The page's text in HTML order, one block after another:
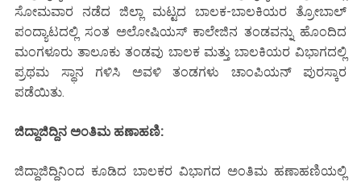
ಸೋಮವಾರ ನಡೆದ ಜಿಲ್ಲಾ ಮಟ್ಟದ ಬಾಲಕ-ಬಾಲಕಿಯರ ತ್ರೋಬಾಲ್
ಪಂದ್ಯಾಟದಲ್ಲಿ ಸಂತ ಅಲೋಷಿಯಸ್ ಕಾಲೇಜಿನ ತಂಡವನ್ನು ಹೊಂದಿದ
ಮಂಗಳೂರು ತಾಲೂಕು ತಂಡವು ಬಾಲಕ ಮತ್ತು ಬಾಲಕಿಯರ ವಿಭಾಗದಲ್ಲಿ
ಪ್ರಥಮ ಸ್ಥಾನ ಗಳಿಸಿ ಅವಳಿ ತಂಡಗಳು ಚಾಂಪಿಯನ್ ಪುರಸ್ಕಾರ
ಪಡೆಯಿತು.
ಜಿದ್ದಾಜಿದ್ದಿನ ಅಂತಿಮ ಹಣಾಹಣಿ:
ಜಿದ್ದಾಜಿದ್ದಿನಿಂದ ಕೂಡಿದ ಬಾಲಕರ ವಿಭಾಗದ ಅಂತಿಮ ಹಣಾಹಣಿಯಲ್ಲಿ